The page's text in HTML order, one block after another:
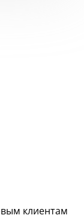
клиентам